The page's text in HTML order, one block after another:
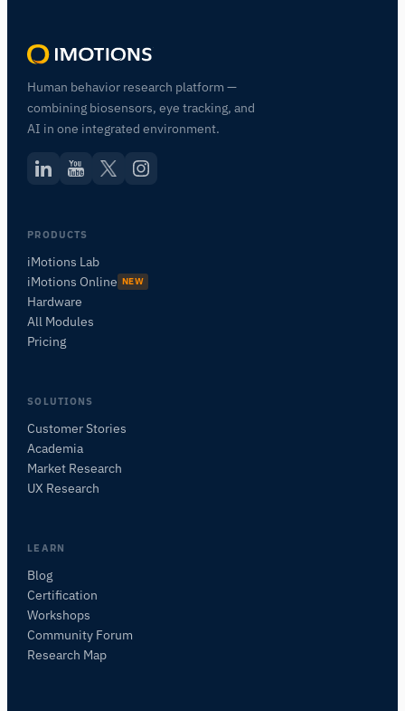
Human behavior research platform —
combining biosensors, eye tracking, and
AI in one integrated environment.
PRODUCTS
iMotions Lab
iMotions Online NEW
Hardware
All Modules
Pricing
SOLUTIONS
Customer Stories
Academia
Market Research
UX Research
LEARN
Blog
Certification
Workshops
Community Forum
Research Map
研究方法、製品、センサー、SDK、リソースに
この記事について質問
この記事を要約
これをどう応用できますか？